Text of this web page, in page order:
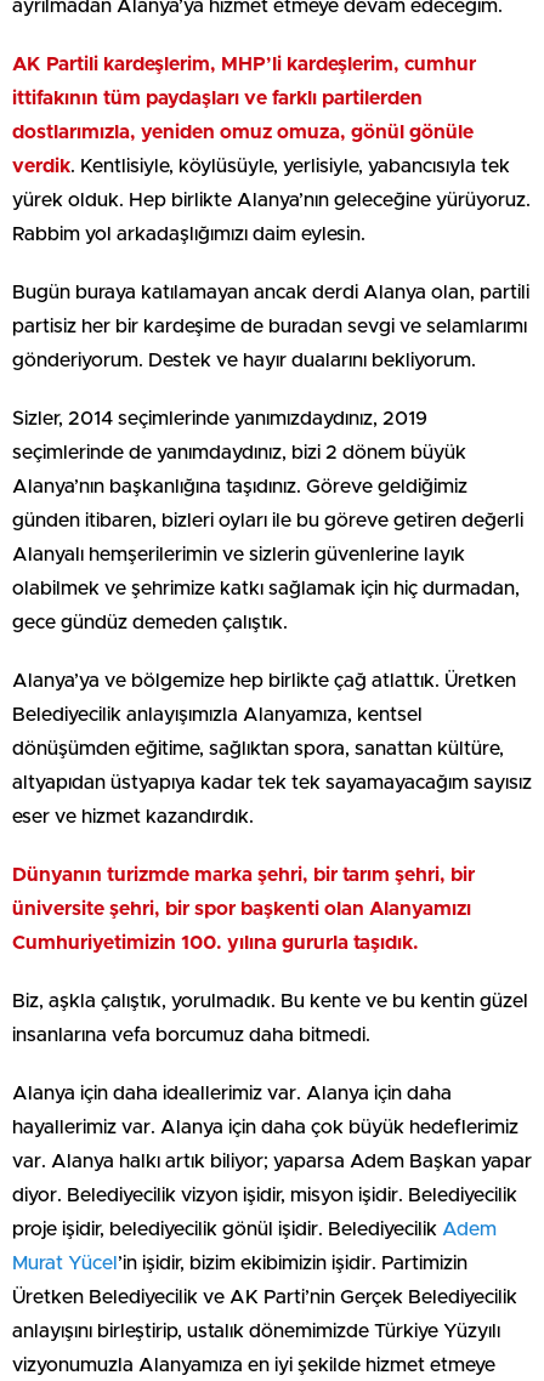
ayrılmadan Alanya’ya hizmet etmeye devam edeceğim.
AK Partili kardeşlerim, MHP’li kardeşlerim, cumhur
ittifakının tüm paydaşları ve farklı partilerden
dostlarımızla, yeniden omuz omuza, gönül gönüle
verdik. Kentlisiyle, köylüsüyle, yerlisiyle, yabancısıyla tek
yürek olduk. Hep birlikte Alanya’nın geleceğine yürüyoruz.
Rabbim yol arkadaşlığımızı daim eylesin.
Bugün buraya katılamayan ancak derdi Alanya olan, partili
partisiz her bir kardeşime de buradan sevgi ve selamlarımı
gönderiyorum. Destek ve hayır dualarını bekliyorum.
Sizler, 2014 seçimlerinde yanımızdaydınız, 2019
seçimlerinde de yanımdaydınız, bizi 2 dönem büyük
Alanya’nın başkanlığına taşıdınız. Göreve geldiğimiz
günden itibaren, bizleri oyları ile bu göreve getiren değerli
Alanyalı hemşerilerimin ve sizlerin güvenlerine layık
olabilmek ve şehrimize katkı sağlamak için hiç durmadan,
gece gündüz demeden çalıştık.
Alanya’ya ve bölgemize hep birlikte çağ atlattık. Üretken
Belediyecilik anlayışımızla Alanyamıza, kentsel
dönüşümden eğitime, sağlıktan spora, sanattan kültüre,
altyapıdan üstyapıya kadar tek tek sayamayacağım sayısız
eser ve hizmet kazandırdık.
Dünyanın turizmde marka şehri, bir tarım şehri, bir
üniversite şehri, bir spor başkenti olan Alanyamızı
Cumhuriyetimizin 100. yılına gururla taşıdık.
Biz, aşkla çalıştık, yorulmadık. Bu kente ve bu kentin güzel
insanlarına vefa borcumuz daha bitmedi.
Alanya için daha ideallerimiz var. Alanya için daha
hayallerimiz var. Alanya için daha çok büyük hedeflerimiz
var. Alanya halkı artık biliyor; yaparsa Adem Başkan yapar
diyor. Belediyecilik vizyon işidir, misyon işidir. Belediyecilik
proje işidir, belediyecilik gönül işidir. Belediyecilik Adem
Murat Yücel ’in işidir, bizim ekibimizin işidir. Partimizin
Üretken Belediyecilik ve AK Parti’nin Gerçek Belediyecilik
anlayışını birleştirip, ustalık dönemimizde Türkiye Yüzyılı
vizyonumuzla Alanyamıza en iyi şekilde hizmet etmeye